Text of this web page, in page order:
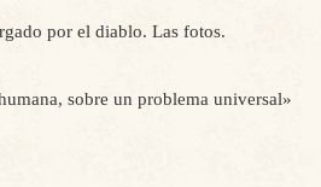
por el diablo. Las fotos.
sobre un problema universal»